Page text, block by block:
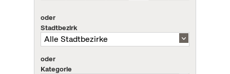
oder
Stadtbezirk
oder
Kategorie